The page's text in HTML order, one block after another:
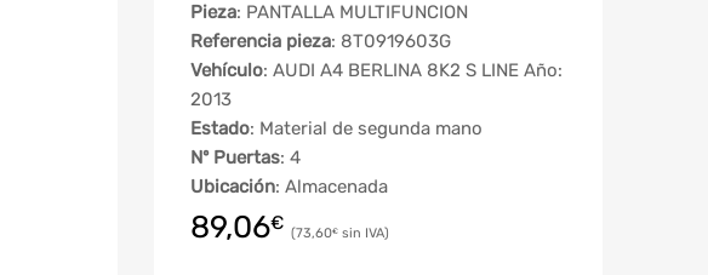
Pieza: PANTALLA MULTIFUNCION
Referencia pieza: 8T0919603G
Vehículo: AUDI A4 BERLINA 8K2 S LINE Año:
2013
Estado: Material de segunda mano
Nº Puertas: 4
Ubicación: Almacenada
89,06€ 73,60€